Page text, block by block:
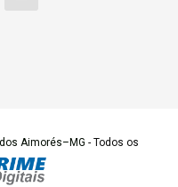
Aimorés–MG - Todos os